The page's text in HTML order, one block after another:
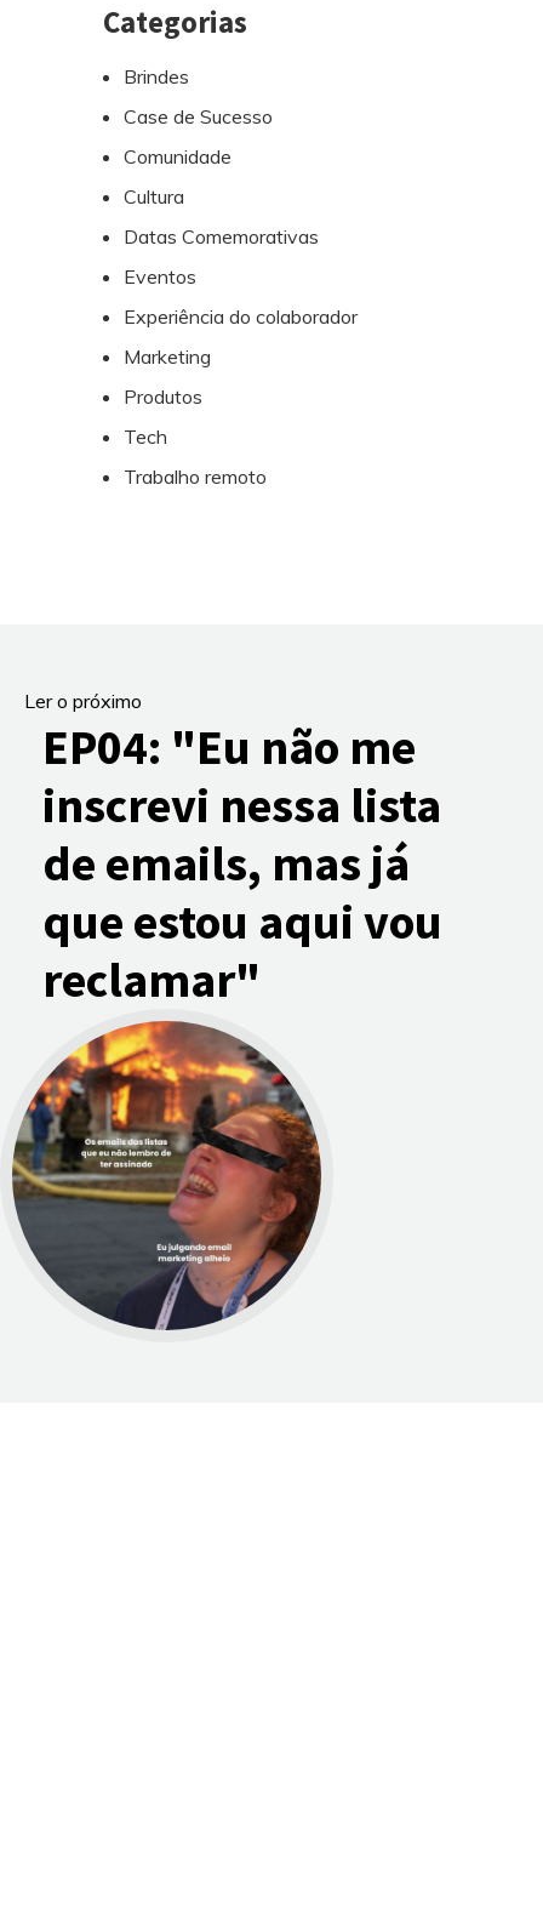
Categorias
Brindes
Case de Sucesso
Comunidade
Cultura
Datas Comemorativas
Eventos
Experiência do colaborador
Marketing
Produtos
Tech
Trabalho remoto
Ler o próximo
EP04: "Eu não me
inscrevi nessa lista
de emails, mas já
que estou aqui vou
reclamar"